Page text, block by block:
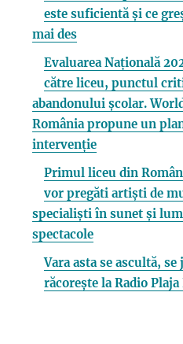
este suficientă și ce
mai des
Evaluarea Națională
către liceu, punctul
abandonului școlar.
România propune un
intervenție
Primul liceu din
vor pregăti artiști de
specialiști în sunet și
spectacole
Vara asta se ascultă, se
răcorește la Radio